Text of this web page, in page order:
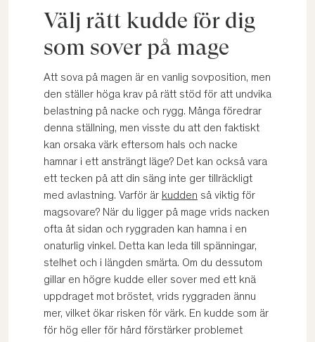
Välj rätt kudde för dig
som sover på mage
Att sova på magen är en vanlig sovposition, men
den ställer höga krav på rätt stöd för att undvika
belastning på nacke och rygg. Många föredrar
denna ställning, men visste du att den faktiskt
kan orsaka värk eftersom hals och nacke
hamnar i ett ansträngt läge? Det kan också vara
ett tecken på att din säng inte ger tillräckligt
med avlastning. Varför är kudden så viktig för
magsovare? När du ligger på mage vrids nacken
ofta åt sidan och ryggraden kan hamna i en
onaturlig vinkel. Detta kan leda till spänningar,
stelhet och i längden smärta. Om du dessutom
gillar en högre kudde eller sover med ett knä
uppdraget mot bröstet, vrids ryggraden ännu
mer, vilket ökar risken för värk. En kudde som är
för hög eller för hård förstärker problemet